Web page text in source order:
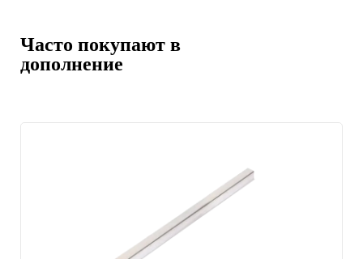
Часто покупают в
дополнение